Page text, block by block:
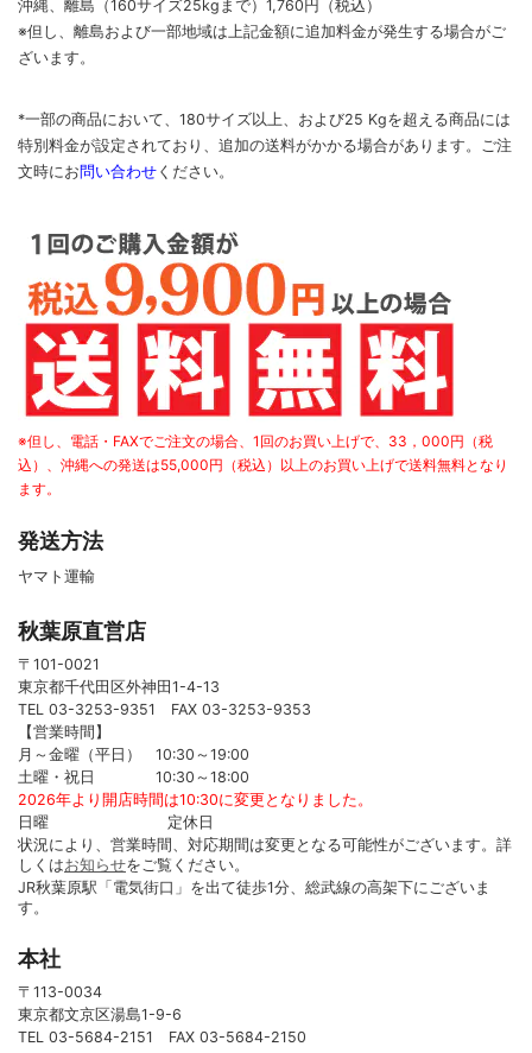
沖縄、離島 （160サイズ25kgまで） 1,760円（税込）
※但し、離島および一部地域は上記金額に追加料金が発生する場合がご
ざいます。
*一部の商品において、180サイズ以上、および25 Kgを超える商品には
特別料金が設定されており、追加の送料がかかる場合があります。
ご注
文時に お問い合わせ ください。
※但し、電話・FAXでご注文の場合、1回のお買い上げで、33，000円（税
込）、沖縄への発送は55,000円（税込）以上のお買い上げで送料無料となり
ます。
発送方法
ヤマト運輸
秋葉原直営店
〒101-0021
東京都千代田区外神田1-4-13
TEL 03-3253-9351 FAX 03-3253-9353
【営業時間】
月～金曜（平日） 10:30～19:00
土曜・祝日 10:30～18:00
2026年より開店時間は10:30に変更となりました。
日曜 定休日
状況により、営業時間、対応期間は変更となる可能性がございます。詳
しくはお知らせをご覧ください。
JR秋葉原駅「電気街口」を出て徒歩1分、総武線の高架下にございま
す。
本社
〒113-0034
東京都文京区湯島1-9-6
TEL 03-5684-2151 FAX 03-5684-2150